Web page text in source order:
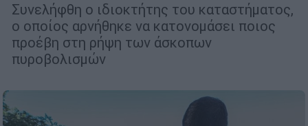
Συνελήφθη ο ιδιοκτήτης του καταστήματος,
ο οποίος αρνήθηκε να κατονομάσει ποιος
προέβη στη ρήψη των άσκοπων
πυροβολισμών